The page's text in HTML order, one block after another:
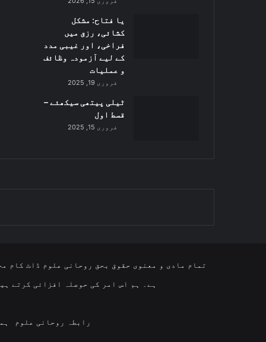
یا فتاح: مشکل
کشائی، رزق میں
فراخی، اور غیبی مدد
کے لیے آزمودہ وظائف
و عملیات
فروری 19, 2025
ٹیلی پیتھی سیکھئے –
قسط اول
فروری 15, 2025
تمام مادی و معنوی حقوق بحق روحانی علوم ڈاٹ کام
ہے۔ ہم اس امر کی حوصلہ افزائی کرتے
رابطہ روحانی علوم